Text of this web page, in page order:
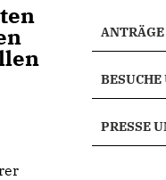
ANTRÄGE
PRESSE